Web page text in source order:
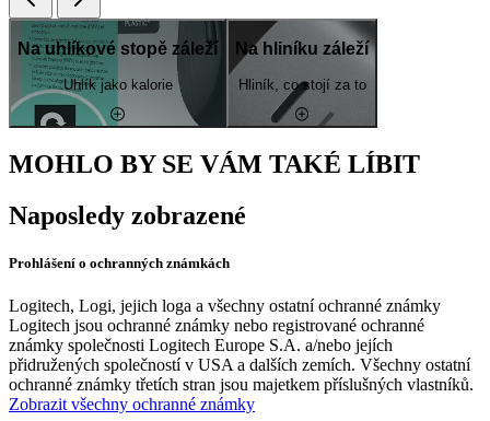
Na uhlíkové stopě záleží
Uhlík jako kalorie
Na hliníku záleží
Hliník, co stojí za to
MOHLO BY SE VÁM TAKÉ LÍBIT
Naposledy zobrazené
Prohlášení o ochranných známkách
Logitech, Logi, jejich loga a všechny ostatní ochranné známky
Logitech jsou ochranné známky nebo registrované ochranné
známky společnosti Logitech Europe S.A. a/nebo jejích
přidružených společností v USA a dalších zemích. Všechny ostatní
ochranné známky třetích stran jsou majetkem příslušných vlastníků.
Zobrazit všechny ochranné známky